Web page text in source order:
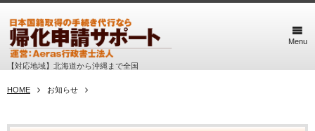
【対応地域】北海道から沖縄まで全国
Menu
HOME お知らせ